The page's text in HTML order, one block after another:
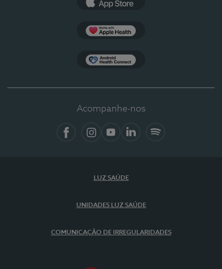
Acompanhe-nos
LUZ SAÚDE
UNIDADES LUZ SAÚDE
COMUNICAÇÃO DE IRREGULARIDADES